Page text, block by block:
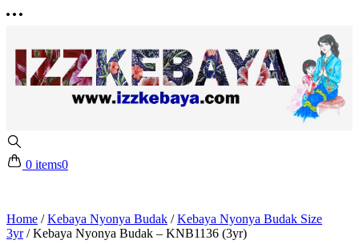
0 items0
Home /Kebaya Nyonya Budak /Kebaya Nyonya Budak Size
3yr/Kebaya Nyonya Budak – KNB1136 (3yr)